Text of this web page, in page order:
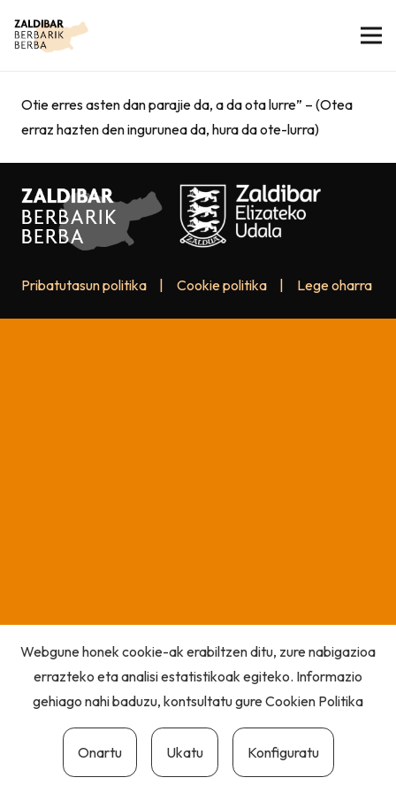
Otie erres asten dan parajie da, a da ota lurre” – (Otea
erraz hazten den ingurunea da, hura da ote-lurra)
Pribatutasun politika Cookie politika Lege oharra
Webgune honek cookie-ak erabiltzen ditu, zure nabigazioa
errazteko eta analisi estatistikoak egiteko. Informazio
gehiago nahi baduzu, kontsultatu gureCookien Politika
Onartu Ukatu Konfiguratu